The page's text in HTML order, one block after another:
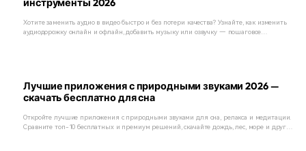
инструменты 2026
Хотите заменить аудио в видео быстро и без потери качества? Узнайте, как изменить
аудиодорожку онлайн и офлайн, добавить музыку или озвучку — пошаговое
Лучшие приложения с природными звуками 2026 —
скачать бесплатно для сна
Откройте лучшие приложения с природными звуками для сна, релакса и медитации.
Сравните топ-10 бесплатных и премиум решений, скачайте дождь, лес, море и другие